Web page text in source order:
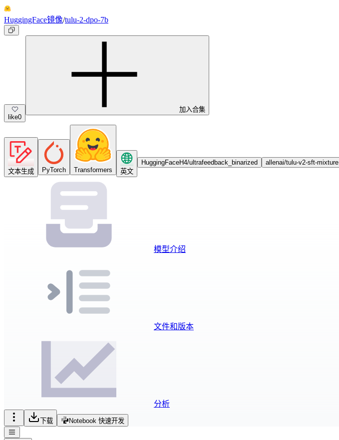
HuggingFace镜像/tulu-2-dpo-7b
like0
加入合集
文本生成 PyTorch Transformers 英文
HuggingFaceH4/ultrafeedback_binarized
allenai/tulu-v2-sft-mixture
模型介绍
文件和版本
分析
下载 Notebook 快速开发